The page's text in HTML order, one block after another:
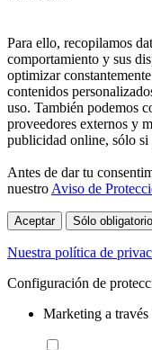
Para ello, recopilamos
comportamiento y sus
optimizar
contenidos
uso. También podemos
proveedores externos y
publicidad online, sólo si
Antes de dar tu
nuestro Aviso de
Aceptar Sólo
Nuestra política de
Configuración de
Marketing a través